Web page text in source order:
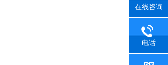
在线咨询
电话